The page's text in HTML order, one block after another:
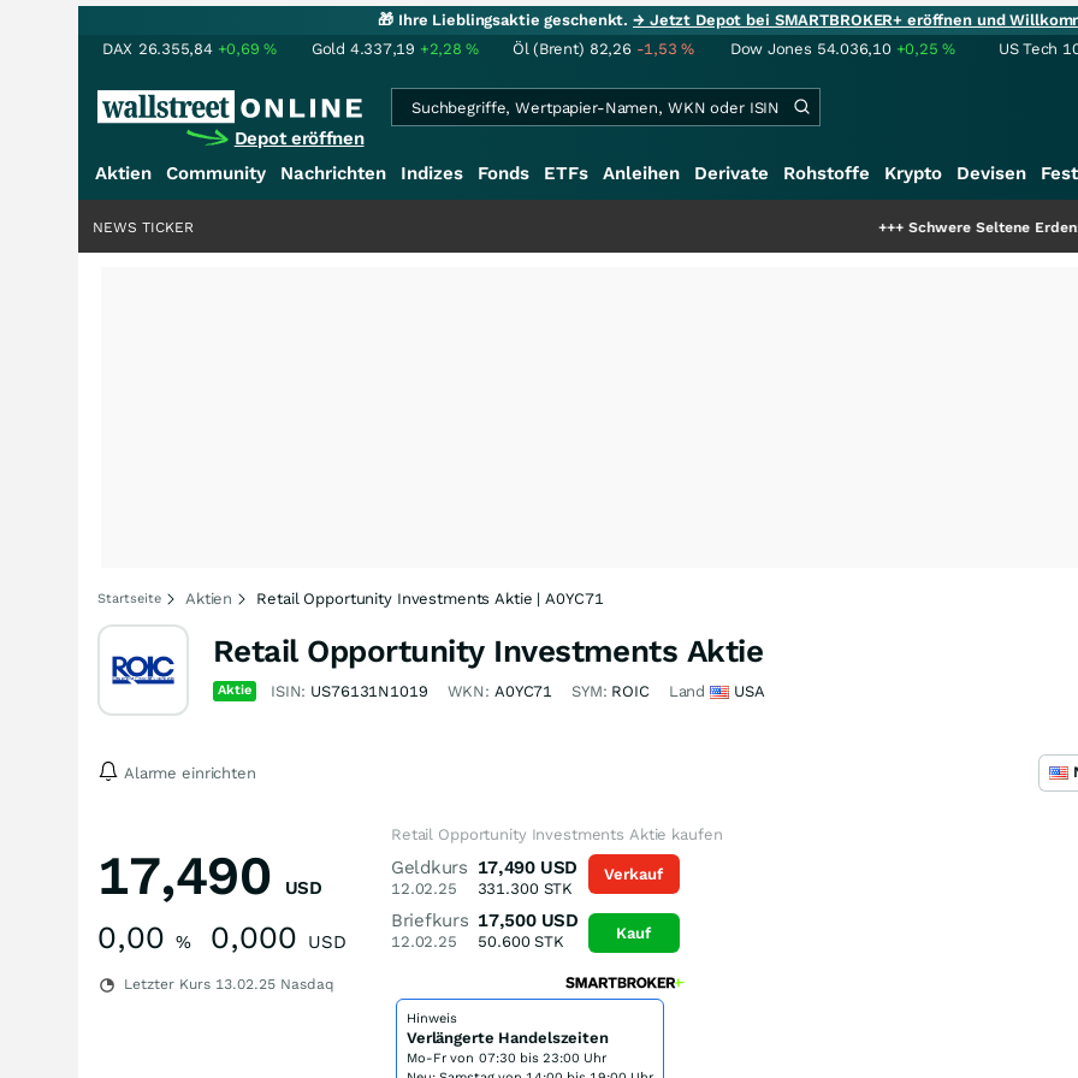
🎁 Ihre Lieblingsaktie geschenkt.→ Jetzt Depot bei SMARTBROKER+ eröffnen und
DAX 26.355,84 +0,69% Gold 4.337,19 +2,28% Öl (Brent) 82,26 -1,53% Dow Jones 54.036,10 +0,25% US Tech
Depot eröffnen
Aktien Community Nachrichten Indizes Fonds ETFs Anleihen Derivate Rohstoffe Krypto Devisen
Schwere Seltene Erden: Entsteht
NEWS TICKER
Startseite Aktien Retail Opportunity Investments Aktie | A0YC71
Retail Opportunity Investments Aktie
Aktie ISIN: US76131N1019 WKN: A0YC71 SYM: ROIC Land USA
Alarme einrichten
17,490 USD
0,00 % 0,000 USD
Letzter Kurs 13.02.25 Nasdaq
Retail Opportunity Investments Aktie kaufen
Geldkurs
12.02.25
17,490 USD
331.300STK
Briefkurs
12.02.25
17,500 USD
50.600STK
Verkauf
Kauf
Hinweis
Verlängerte Handelszeiten
Mo-Fr von 07:30 bis 23:00 Uhr